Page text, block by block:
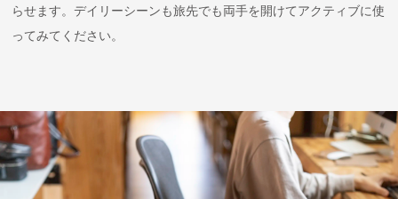
らせます。デイリーシーンも旅先でも両手を開けてアクティブに使
ってみてください。